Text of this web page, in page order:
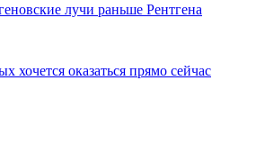
лучи раньше Рентгена
хочется оказаться прямо сейчас